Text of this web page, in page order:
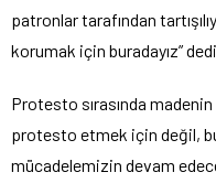
patronlar tarafından
korumak için buradayız” dedi.
Protesto sırasında
protesto etmek için değil,
mücadelemizin devam